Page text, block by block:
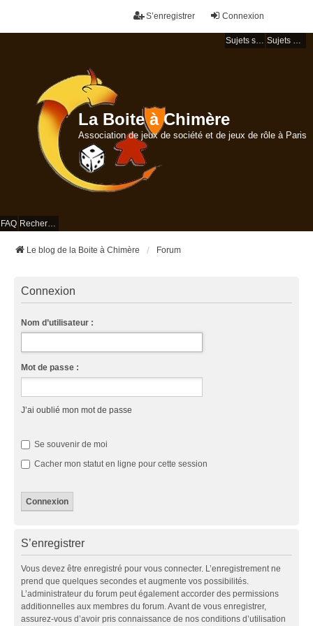
Connexion
S’enregistrer
Sujets sans réponse Sujets actifs
La Boite à Chimère
Association de jeux de société et de jeux de rôle à Paris
FAQ Rechercher
Le blog de la Boite à Chimère Forum
Connexion
Nom d’utilisateur :
Mot de passe :
J’ai oublié mon mot de passe
Se souvenir de moi
Cacher mon statut en ligne pour cette session
S’enregistrer
Vous devez être enregistré pour vous connecter. L’enregistrement ne
prend que quelques secondes et augmente vos possibilités.
L’administrateur du forum peut également accorder des permissions
additionnelles aux membres du forum. Avant de vous enregistrer,
assurez-vous d’avoir pris connaissance de nos conditions d’utilisation